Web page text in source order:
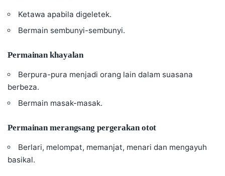
Ketawa apabila digeletek.
Bermain sembunyi-sembunyi.
Permainan khayalan
Berpura-pura menjadi orang lain dalam suasana
berbeza.
Bermain masak-masak.
Permainan merangsang pergerakan otot
Berlari, melompat, memanjat, menari dan mengayuh
basikal.